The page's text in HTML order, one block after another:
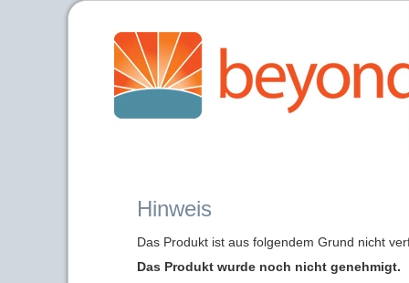
Hinweis
Das Produkt ist aus folgendem Grund nicht
Das Produkt wurde noch nicht genehmigt.